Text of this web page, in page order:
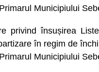
Municipiului
privind însușirea
în regim de
Municipiului